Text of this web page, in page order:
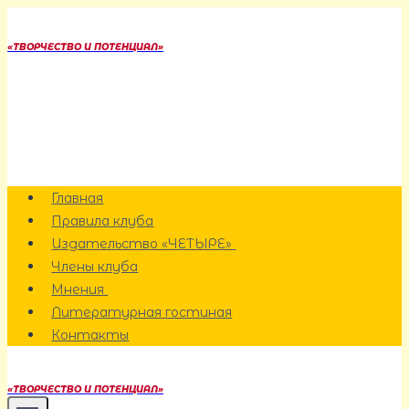
к
«ТВОРЧЕСТВО И ПОТЕНЦИАЛ»
Главная
Правила клуба
Издательство «ЧЕТЫРЕ»
Члены клуба
Мнения
Литературная гостиная
Контакты
«ТВОРЧЕСТВО И ПОТЕНЦИАЛ»